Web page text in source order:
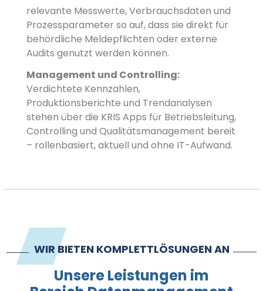
relevante Messwerte, Verbrauchsdaten und
Prozessparameter so auf, dass sie direkt für
behördliche Meldepflichten oder externe
Audits genutzt werden können.
Management und Controlling:
Verdichtete Kennzahlen,
Produktionsberichte und Trendanalysen
stehen über die KRIS Apps für Betriebsleitung,
Controlling und Qualitätsmanagement bereit
– rollenbasiert, aktuell und ohne IT-Aufwand.
WIR BIETEN KOMPLETTLÖSUNGEN AN
Unsere Leistungen im